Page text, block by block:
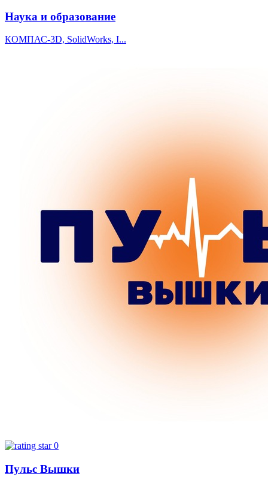
Наука и образование
КОМПАС-3D, SolidWorks, I...
0
Пульс Вышки